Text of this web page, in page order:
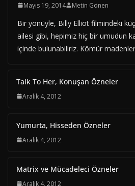
Mayıs 19, 2014 Metin Gönen
Bir yönüyle, Billy Elliot filmindeki
ailesi gibi, hepimiz hiç bir umudun
içinde bulunabiliriz. Kömür
Talk To Her, Konuşan Özneler
Aralık 4, 2012
Yumurta, Hisseden Özneler
Aralık 4, 2012
Matrix ve Mücadeleci Özneler
Aralık 4, 2012